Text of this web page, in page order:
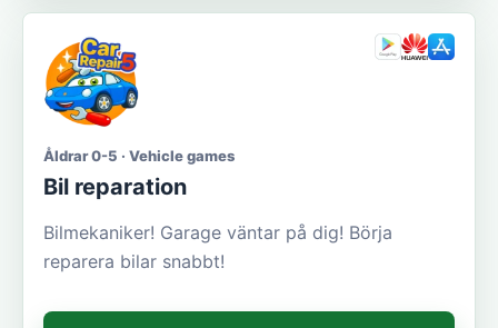
Åldrar 0-5 · Vehicle games
Bil reparation
Bilmekaniker! Garage väntar på dig! Börja
reparera bilar snabbt!